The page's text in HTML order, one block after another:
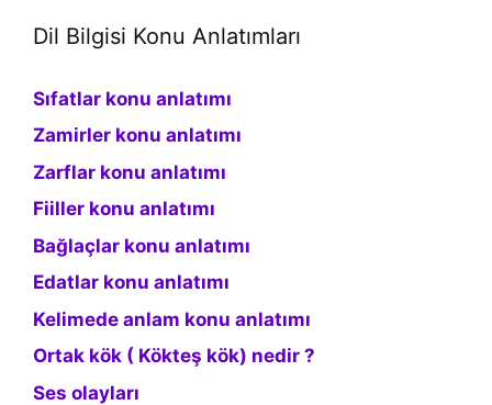
Dil Bilgisi Konu Anlatımları
Sıfatlar konu anlatımı
Zamirler konu anlatımı
Zarflar konu anlatımı
Fiiller konu anlatımı
Bağlaçlar konu anlatımı
Edatlar konu anlatımı
Kelimede anlam konu anlatımı
Ortak kök ( Kökteş kök) nedir ?
Ses olayları